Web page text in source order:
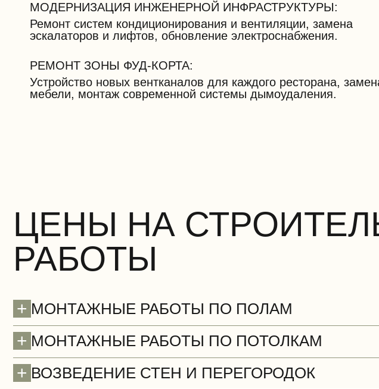
МОДЕРНИЗАЦИЯ ИНЖЕНЕРНОЙ ИНФРАСТРУКТУРЫ:
Ремонт систем кондиционирования и вентиляции, замена
эскалаторов и лифтов, обновление электроснабжения.
РЕМОНТ ЗОНЫ ФУД-КОРТА:
Устройство новых вентканалов для каждого ресторана,
мебели, монтаж современной системы дымоудаления.
ЦЕНЫ НА
РАБОТЫ
+ МОНТАЖНЫЕ РАБОТЫ ПО ПОЛАМ
+ МОНТАЖНЫЕ РАБОТЫ ПО ПОТОЛКАМ
+ ВОЗВЕДЕНИЕ СТЕН И ПЕРЕГОРОДОК